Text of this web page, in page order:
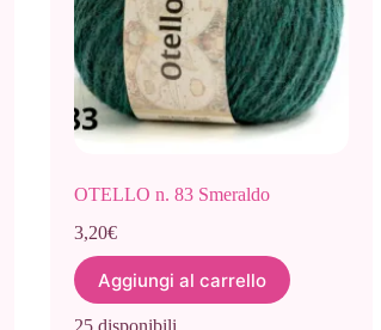
OTELLO n. 83 Smeraldo
3,20€
Aggiungi al carrello